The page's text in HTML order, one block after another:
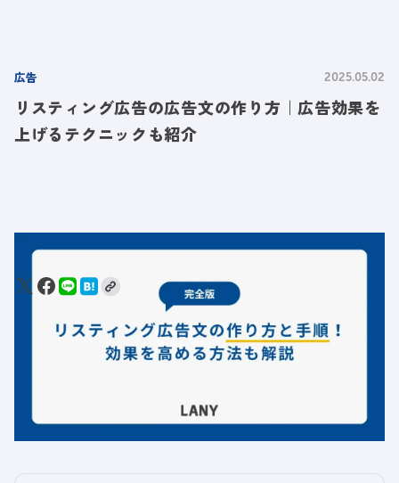
広告 2025.05.02
リスティング広告の広告文の作り方｜広告効果を
上げるテクニックも紹介